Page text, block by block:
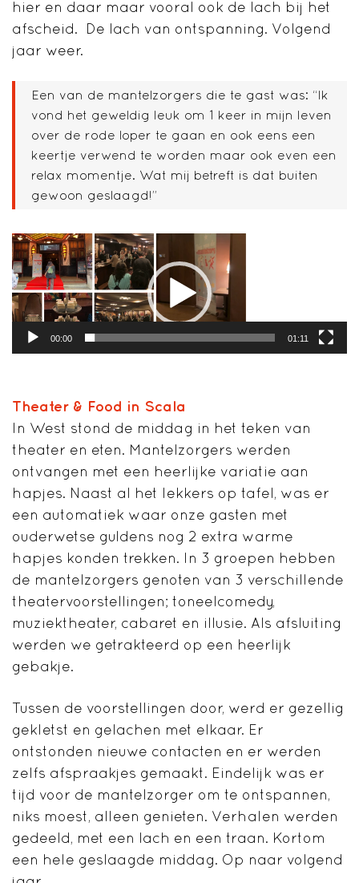
hier en daar maar vooral ook de lach bij het
afscheid. De lach van ontspanning. Volgend
jaar weer.
Een van de mantelzorgers die te gast was: “Ik
vond het geweldig leuk om 1 keer in mijn leven
over de rode loper te gaan en ook eens een
keertje verwend te worden maar ook even een
relax momentje. Wat mij betreft is dat buiten
gewoon geslaagd!”
Videospeler
00:00 01:11
Theater & Food in Scala
In West stond de middag in het teken van
theater en eten. Mantelzorgers werden
ontvangen met een heerlijke variatie aan
hapjes. Naast al het lekkers op tafel, was er
een automatiek waar onze gasten met
ouderwetse guldens nog 2 extra warme
hapjes konden trekken. In 3 groepen hebben
de mantelzorgers genoten van 3 verschillende
theatervoorstellingen; toneelcomedy,
muziektheater, cabaret en illusie. Als afsluiting
werden we getrakteerd op een heerlijk
gebakje.
Tussen de voorstellingen door, werd er gezellig
gekletst en gelachen met elkaar. Er
ontstonden nieuwe contacten en er werden
zelfs afspraakjes gemaakt. Eindelijk was er
tijd voor de mantelzorger om te ontspannen,
niks moest, alleen genieten. Verhalen werden
gedeeld, met een lach en een traan. Kortom
een hele geslaagde middag. Op naar volgend